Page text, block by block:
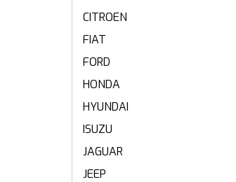
CITROEN
FIAT
FORD
HONDA
HYUNDAI
ISUZU
JAGUAR
JEEP